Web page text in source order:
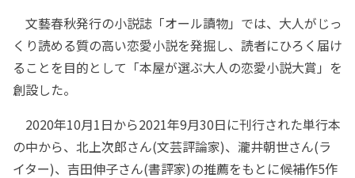
文藝春秋発行の小説誌「オール讀物」では、大人がじっ
くり読める質の高い恋愛小説を発掘し、読者にひろく届け
ることを目的として「本屋が選ぶ大人の恋愛小説大賞」を
創設した。
2020年10月1日から2021年9月30日に刊行された単行本
の中から、北上次郎さん(文芸評論家)、瀧井朝世さん(ラ
イター)、吉田伸子さん(書評家)の推薦をもとに候補作5作